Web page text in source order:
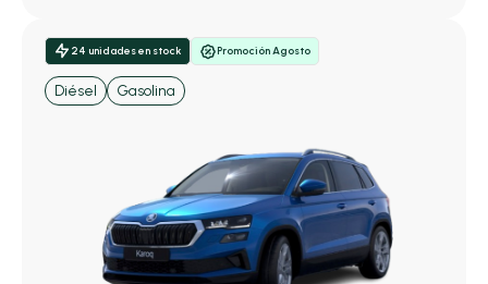
24 unidades en stock Promoción Agosto
Diésel Gasolina